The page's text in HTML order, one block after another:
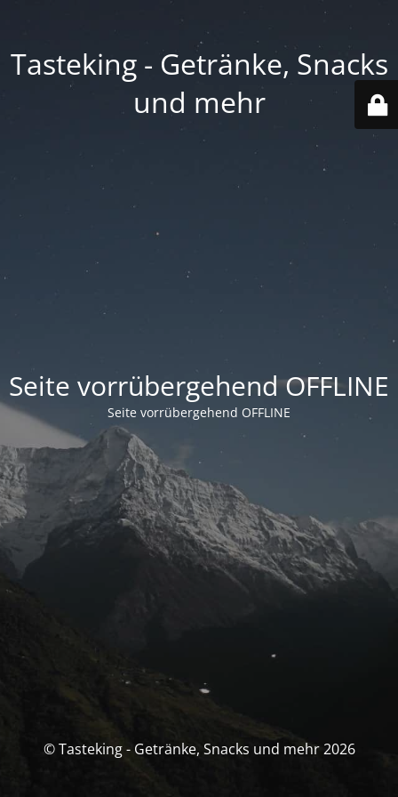
Tasteking - Getränke, Snacks
und mehr
Seite vorrübergehend OFFLINE
Seite vorrübergehend OFFLINE
© Tasteking - Getränke, Snacks und mehr 2026